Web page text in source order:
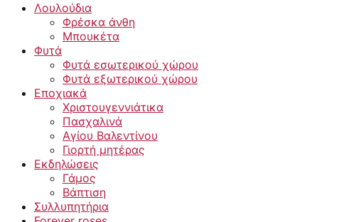
Λουλούδια
Φρέσκα άνθη
Μπουκέτα
Φυτά
Φυτά εσωτερικού χώρου
Φυτά εξωτερικού χώρου
Εποχιακά
Χριστουγεννιάτικα
Πασχαλινά
Αγίου Βαλεντίνου
Γιορτή μητέρας
Εκδηλώσεις
Γάμος
Βάπτιση
Συλλυπητήρια